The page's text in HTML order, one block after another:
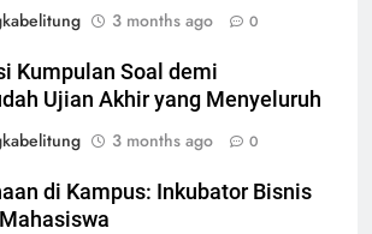
3 months ago 0
Kumpulan Soal demi
Ujian Akhir yang Menyeluruh
3 months ago 0
di Kampus: Inkubator Bisnis